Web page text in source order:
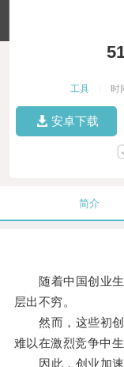
工具 时
安卓下载
简介
随着中国创业生
层出不穷。
然而，这些初创
难以在激烈竞争中生
因此，创业加速